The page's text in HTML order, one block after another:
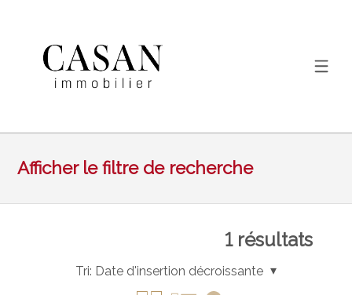
Afficher le filtre de recherche
1résultats
Tri: Date d'insertion décroissante